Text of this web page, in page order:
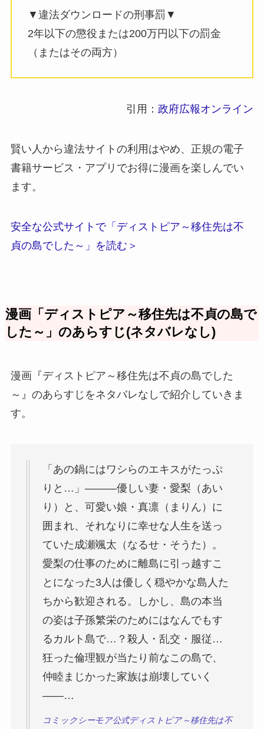
▼違法ダウンロードの刑事罰▼
2年以下の懲役または200万円以下の罰金
（またはその両方）
引用：政府広報オンライン
賢い人から違法サイトの利用はやめ、正規の電子
書籍サービス・アプリでお得に漫画を楽しんでい
ます。
安全な公式サイトで「ディストピア～移住先は不
貞の島でした～」を読む＞
漫画「ディストピア～移住先は不貞の島で
した～」のあらすじ(ネタバレなし)
漫画『ディストピア～移住先は不貞の島でした
～』のあらすじをネタバレなしで紹介していきま
す。
「あの鍋にはワシらのエキスがたっぷ
りと…」―――優しい妻・愛梨（あい
り）と、可愛い娘・真凛（まりん）に
囲まれ、それなりに幸せな人生を送っ
ていた成瀬颯太（なるせ・そうた）。
愛梨の仕事のために離島に引っ越すこ
とになった3人は優しく穏やかな島人た
ちから歓迎される。しかし、島の本当
の姿は子孫繁栄のためにはなんでもす
るカルト島で…？殺人・乱交・服従…
狂った倫理観が当たり前なこの島で、
仲睦まじかった家族は崩壊していく
――…
コミックシーモア公式ディストピア～移住先は不